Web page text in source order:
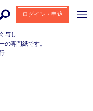
与し
の専門紙です。
ログイン・申込